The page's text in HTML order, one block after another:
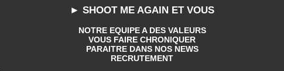
► SHOOT ME AGAIN ET VOUS
NOTRE EQUIPE A DES VALEURS
VOUS FAIRE CHRONIQUER
PARAITRE DANS NOS NEWS
RECRUTEMENT